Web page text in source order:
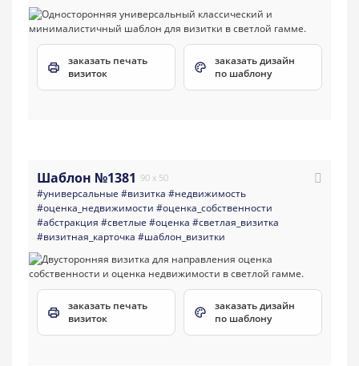
заказать печать
визиток
заказать дизайн
по шаблону
Шаблон №1381 90 x 50
#универсальные #визитка #недвижимость
#оценка_недвижимости #оценка_собственности
#абстракция #светлые #оценка #светлая_визитка
#визитная_карточка #шаблон_визитки
заказать печать
визиток
заказать дизайн
по шаблону